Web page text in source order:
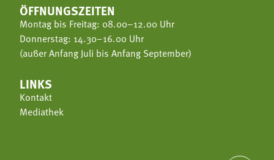
ÖFFNUNGSZEITEN
Montag bis Freitag: 08.00–12.00 Uhr
Donnerstag: 14.30–16.00 Uhr
(außer Anfang Juli bis Anfang September)
LINKS
Kontakt
Mediathek